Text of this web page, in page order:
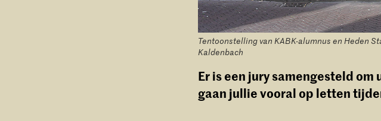
Tentoonstelling van KABK-alumnus en Heden
Kaldenbach
Er is een jury samengesteld
gaan jullie vooral op letten